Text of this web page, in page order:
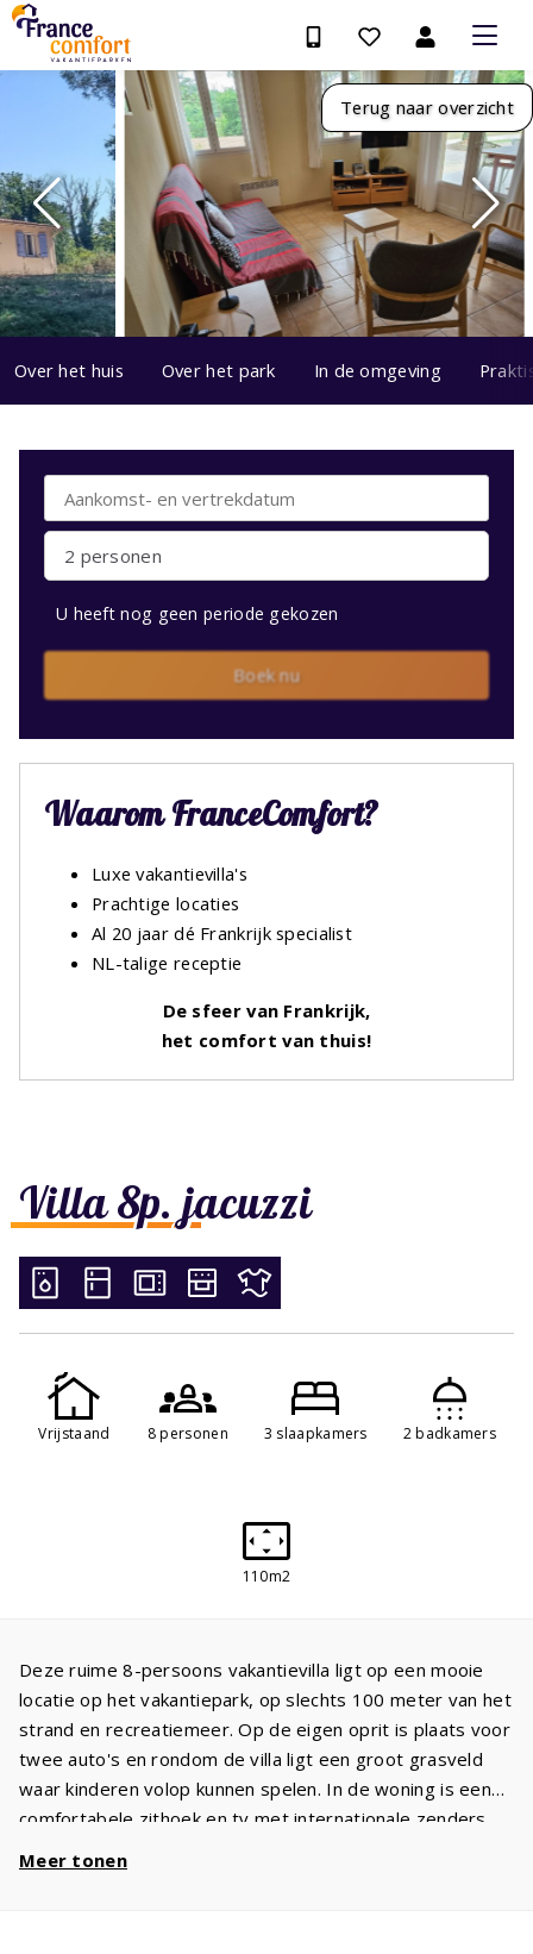
Terug naar overzicht
Over het huis Over het park In de omgeving
Villa 8p. jacuzzi
Vrijstaand 8 personen 3 slaapkamers 2 badkamers
110m2
Deze ruime 8-persoons vakantievilla ligt op een mooie
locatie op het vakantiepark, op slechts 100 meter van het
strand en recreatiemeer. Op de eigen oprit is plaats voor
twee auto's en rondom de villa ligt een groot grasveld
waar kinderen volop kunnen spelen. In de woning is een
comfortabele zithoek en tv met internationale zenders.
Meer tonen
2 personen
U heeft nog geen periode gekozen
Boek nu
Waarom FranceComfort?
Luxe vakantievilla's
Prachtige locaties
Al 20 jaar dé Frankrijk specialist
NL-talige receptie
De sfeer van Frankrijk,
het comfort van thuis!